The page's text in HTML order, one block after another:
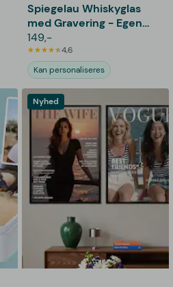
Spiegelau Whiskyglas
med Gravering - Egen
Tekst
149,-
4,6
Kan personaliseres
Nyhed